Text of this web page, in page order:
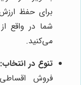
برای حفظ
شما در واقع
می‌کنید.
تنوع در انتخاب:
فروش